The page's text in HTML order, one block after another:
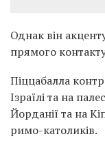
Однак він
прямого
Піццабалла
Ізраїлі та на
Йорданії та на
римо-католиків.